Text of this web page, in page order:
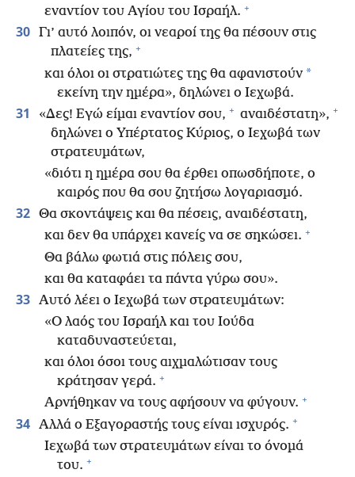
εναντίον του Αγίου του Ισραήλ. +
30 Γι’ αυτό λοιπόν, οι νεαροί της θα πέσουν στις
πλατείες της, +
και όλοι οι στρατιώτες της θα αφανιστούν *
εκείνη την ημέρα», δηλώνει ο Ιεχωβά.
31 «Δες! Εγώ είμαι εναντίον σου, + αναιδέστατη», +
δηλώνει ο Υπέρτατος Κύριος, ο Ιεχωβά των
στρατευμάτων,
«διότι η ημέρα σου θα έρθει οπωσδήποτε, ο
καιρός που θα σου ζητήσω λογαριασμό.
32 Θα σκοντάψεις και θα πέσεις, αναιδέστατη,
και δεν θα υπάρχει κανείς να σε σηκώσει. +
Θα βάλω φωτιά στις πόλεις σου,
και θα καταφάει τα πάντα γύρω σου».
33 Αυτό λέει ο Ιεχωβά των στρατευμάτων:
«Ο λαός του Ισραήλ και του Ιούδα
καταδυναστεύεται,
και όλοι όσοι τους αιχμαλώτισαν τους
κράτησαν γερά. +
Αρνήθηκαν να τους αφήσουν να φύγουν. +
34 Αλλά ο Εξαγοραστής τους είναι ισχυρός. +
Ιεχωβά των στρατευμάτων είναι το όνομά
του. +